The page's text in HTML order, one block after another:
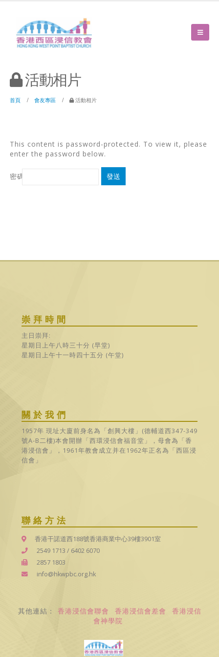
活動相片
首頁 會友專區 活動相片
This content is password-protected. To view it, please
enter the password below.
密碼:
其他連結： 香港浸信會聯會 香港浸信會差會
香港浸信
會神學院
崇拜時間
主日崇拜:
星期日上午八時三十分 (早堂)
星期日上午十一時四十五分 (午堂)
關於我們
1957年 現址大廈前身名為「創興大樓」(德輔道西347-349
號A-B二樓)本會開辦「西環浸信會福音堂」，母會為「香
港浸信會」，1961年教會成立并在1962年正名為「西區浸
信會」
聯絡方法
香港干諾道西188號香港商業中心39樓3901室
2549 1713 / 6402 6070
2857 1803
info@hkwpbc.org.hk